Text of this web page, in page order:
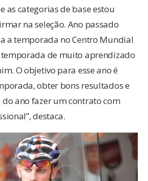
as categorias de base estou
na seleção. Ano passado
a temporada no Centro Mundial
temporada de muito aprendizado
O objetivo para esse ano é
obter bons resultados e
ano fazer um contrato com
destaca.